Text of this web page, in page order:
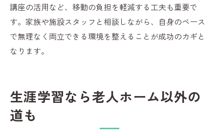
講座の活用など、移動の負担を軽減する工夫も重要で
す。家族や施設スタッフと相談しながら、自身のペース
で無理なく両立できる環境を整えることが成功のカギと
なります。
生涯学習なら老人ホーム以外の
道も